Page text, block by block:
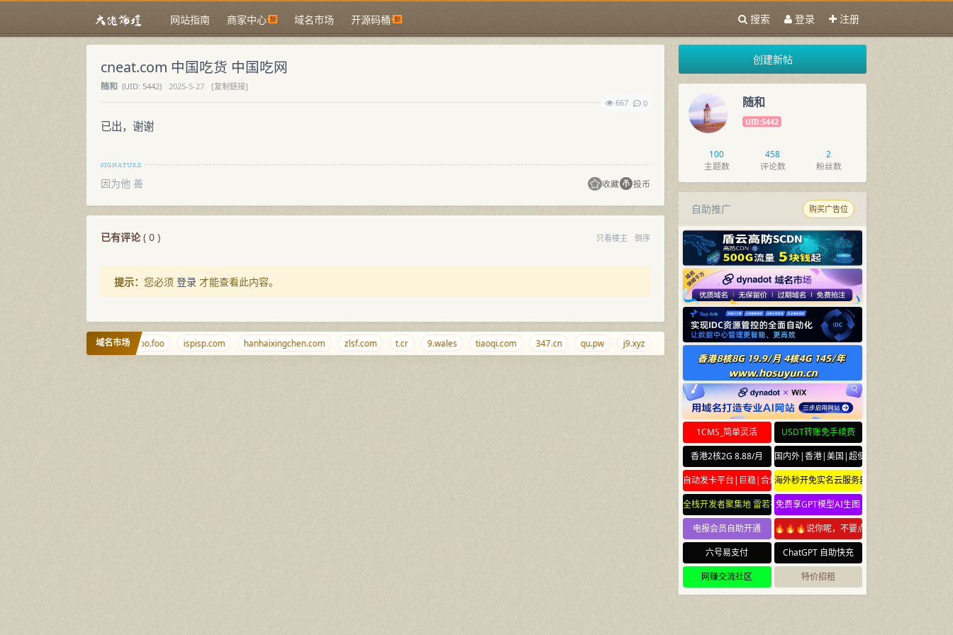
网站指南 商家中心 域名市场 开源码桶 搜索 登录 注册
cneat.com 中国吃货 中国吃网
随和 (UID: 5442) 2025-5-27
[复制链接]
667
0
已出，谢谢
因为他 善 收藏 投币
已有评论( 0 ) 只看楼主 倒序
提示： 您必须 登录 才能查看此内容。
域名市场
m.cd foo.foo ispisp.com hanhaixingchen.com zlsf.com t.cr 9.wales tiaoqi.com 347.cn qu.pw j9.xyz blog.town zhuti.com wwwww.com.cn mofa.yun
创建新帖
随和
UID:5442
100
主题数
458
评论数
2
粉丝数
自助推广 购买广告位
1CMS_简单灵活
USDT转账免手续费
香港2核2G 8.88/月
国内外|香港|美国|超便宜云服务器
自动发卡平台|巨稳|合规海外秒开免实名云服务器
全栈开发者聚集地 雷若社区 leiruo.com
免费享GPT模型AI生图
电报会员自助开通
🔥🔥🔥说你呢，不要点🔥🔥🔥
六号易支付
ChatGPT 自助快充
网赚交流社区
特价招租